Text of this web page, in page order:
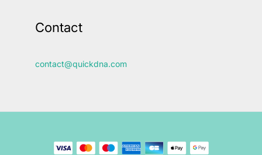
Contact
contact@quickdna.com